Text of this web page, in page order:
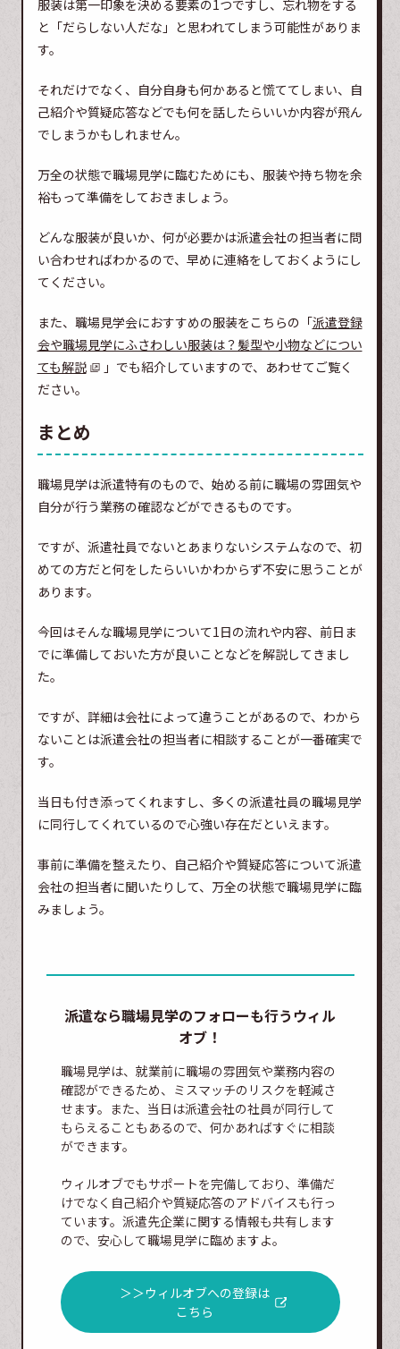
服装は第一印象を決める要素の1つですし、忘れ物をする
と「だらしない人だな」と思われてしまう可能性がありま
す。
それだけでなく、自分自身も何かあると慌ててしまい、自
己紹介や質疑応答などでも何を話したらいいか内容が飛ん
でしまうかもしれません。
万全の状態で職場見学に臨むためにも、服装や持ち物を余
裕もって準備をしておきましょう。
どんな服装が良いか、何が必要かは派遣会社の担当者に問
い合わせればわかるので、早めに連絡をしておくようにし
てください。
また、職場見学会におすすめの服装をこちらの「派遣登録
会や職場見学にふさわしい服装は？髪型や小物などについ
ても解説
」でも紹介していますので、あわせてご覧く
ださい。
まとめ
職場見学は派遣特有のもので、始める前に職場の雰囲気や
自分が行う業務の確認などができるものです。
ですが、派遣社員でないとあまりないシステムなので、初
めての方だと何をしたらいいかわからず不安に思うことが
あります。
今回はそんな職場見学について1日の流れや内容、前日ま
でに準備しておいた方が良いことなどを解説してきまし
た。
ですが、詳細は会社によって違うことがあるので、わから
ないことは派遣会社の担当者に相談することが一番確実で
す。
当日も付き添ってくれますし、多くの派遣社員の職場見学
に同行してくれているので心強い存在だといえます。
事前に準備を整えたり、自己紹介や質疑応答について派遣
会社の担当者に聞いたりして、万全の状態で職場見学に臨
みましょう。
派遣なら職場見学のフォローも行うウィル
オブ！
職場見学は、就業前に職場の雰囲気や業務内容の
確認ができるため、ミスマッチのリスクを軽減さ
せます。また、当日は派遣会社の社員が同行して
もらえることもあるので、何かあればすぐに相談
ができます。
ウィルオブでもサポートを完備しており、準備だ
けでなく自己紹介や質疑応答のアドバイスも行っ
ています。派遣先企業に関する情報も共有します
ので、安心して職場見学に臨めますよ。
＞＞ウィルオブへの登録は
こちら